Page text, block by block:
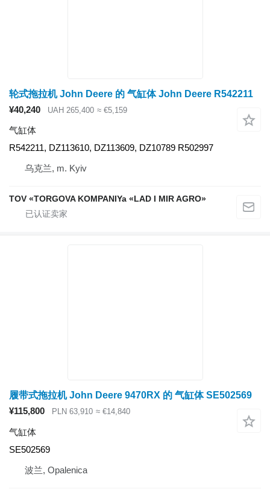
轮式拖拉机 John Deere 的 气缸体 John Deere R542211
¥40,240
UAH 265,400 ≈ €5,159
气缸体
R542211, DZ113610, DZ113609, DZ10789 R502997
乌克兰, m. Kyiv
TOV «TORGOVA KOMPANIYa «LAD I MIR AGRO»
履带式拖拉机 John Deere 9470RX 的 气缸体 SE502569
¥115,800
PLN 63,910 ≈ €14,840
气缸体
SE502569
波兰, Opalenica